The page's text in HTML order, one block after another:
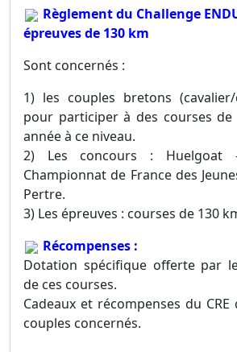
Règlement du Challenge
épreuves de 130 km
Sont concernés :
1) les couples bretons (cavalier/
pour participer à des courses
année à ce niveau.
2) Les concours : Huelgoat
Championnat de France des
Pertre.
3) Les épreuves : courses de 130
Récompenses :
Dotation spécifique offerte par
de ces courses.
Cadeaux et récompenses du
couples concernés.